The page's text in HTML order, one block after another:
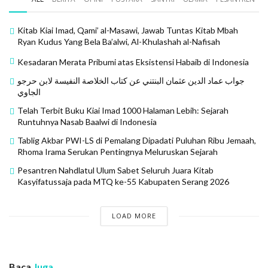
orang terpimpin ke jalan yang benar (lurus,
raashiduun).
08 –
dan merupakan karunia dan nikmat dari Allah.
damaikanlah mereka secepatnya. Bila salah satu di
antaranya berlaku zalim kepada yang lain, tekanlah
(faqotiluu, perangilah) golongan yang zalim sampai
kembali ke jalan Allah. Kalau telah kembali,
damaikanlah dengan cara yang adil dan benar
aqsituu). Allah sungguh suka (cinta) kepada orang-
orang yang berlaku adil.
Kitab Kiai Imad, Qami’ al-Masawi, Jawab Tuntas Kitab Mbah
Ryan Kudus Yang Bela Ba’alwi, Al-Khulashah al-Nafisah
Kesadaran Merata Pribumi atas Eksistensi Habaib di Indonesia
جواب عماد الدين عثمان البنتني عن كتاب الخلاصة النفيسة لابن حرجو
الجاوي
Telah Terbit Buku Kiai Imad 1000 Halaman Lebih: Sejarah
Runtuhnya Nasab Baalwi di Indonesia
Tablig Akbar PWI-LS di Pemalang Dipadati Puluhan Ribu Jemaah,
Rhoma Irama Serukan Pentingnya Meluruskan Sejarah
Pesantren Nahdlatul Ulum Sabet Seluruh Juara Kitab
Kasyifatussaja pada MTQ ke-55 Kabupaten Serang 2026
LOAD MORE